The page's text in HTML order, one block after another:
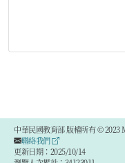
中華民國教育部 版權所有 ©
聯絡我們
更新日期：2025/10/14